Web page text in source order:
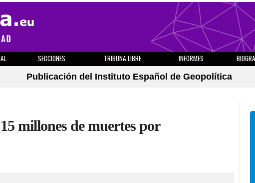
SECCIONES TRIBUNA LIBRE INFORMES
Publicación del Instituto Español de Geopolítica
millones de muertes por